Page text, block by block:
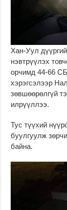
Хан-Уул
нэвтрүүлэх
орчимд 44-66
хэрэгсэлээр
зөвшөөрөлгүй
илрүүллээ.
Тус түүхий
буулгуулж
байна.